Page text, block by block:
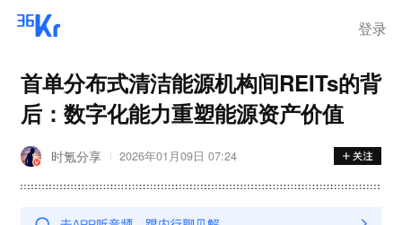
登录
首单分布式清洁能源机构间REITs的背
后：数字化能力重塑能源资产价值
时氪分享 2026年01月09日 07:24